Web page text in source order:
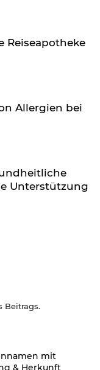
Reiseapotheke
Allergien bei
Unterstützung
Beitrags.
mit
& Herkunft